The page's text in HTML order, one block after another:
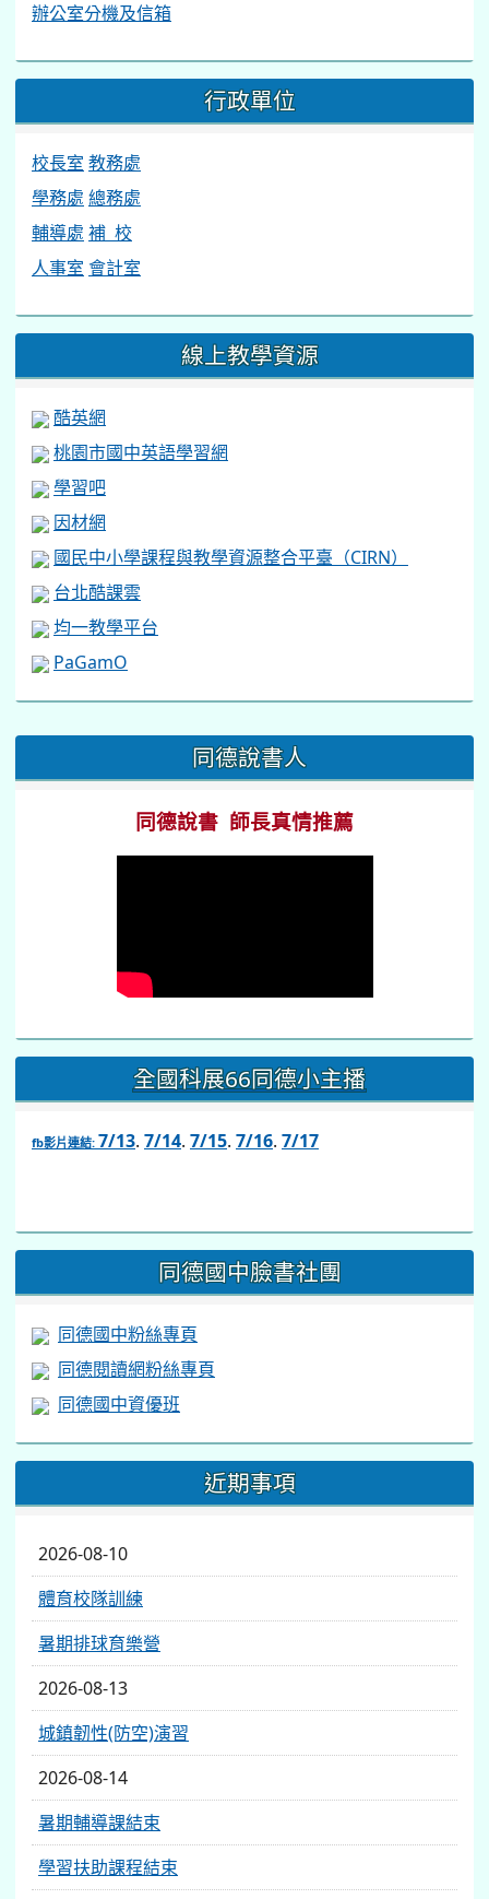
辦公室分機及信箱
行政單位
校長室 教務處
學務處 總務處
輔導處 補 校
人事室 會計室
線上教學資源
酷英網
桃園市國中英語學習網
學習吧
因材網
國民中小學課程與教學資源整合平臺（CIRN）
台北酷課雲
均一教學平台
PaGamO
::: 同德說書人
同德說書 師長真情推薦
全國科展66同德小主播
fb影片連結: 7/13. 7/14. 7/15. 7/16. 7/17
https://www.facebook.com/share/v/1BsLSkstia/
同德國中臉書社團
同德國中粉絲專頁
同德閱讀網粉絲專頁
同德國中資優班
近期事項
2026-08-10
體育校隊訓練
暑期排球育樂營
2026-08-13
城鎮韌性(防空)演習
2026-08-14
暑期輔導課結束
學習扶助課程結束